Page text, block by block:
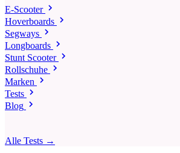
E-Scooter
Hoverboards
Segways
Longboards
Stunt Scooter
Rollschuhe
Marken
Tests
Blog
Alle Tests →